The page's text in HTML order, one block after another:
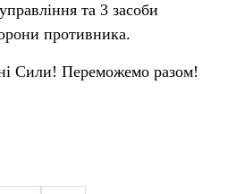
та 3 засоби
противника.
Сили! Переможемо разом!